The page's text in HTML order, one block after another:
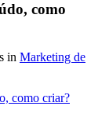
como
in Marketing de